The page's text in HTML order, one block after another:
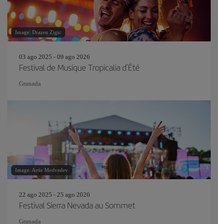
Image: Drazen Zigic
03 ago 2025 - 09 ago 2026
Festival de Musique Tropicalia d'Été
Granada
Image: Artie Medvedev
22 ago 2025 - 25 ago 2026
Festival Sierra Nevada au Sommet
Granada